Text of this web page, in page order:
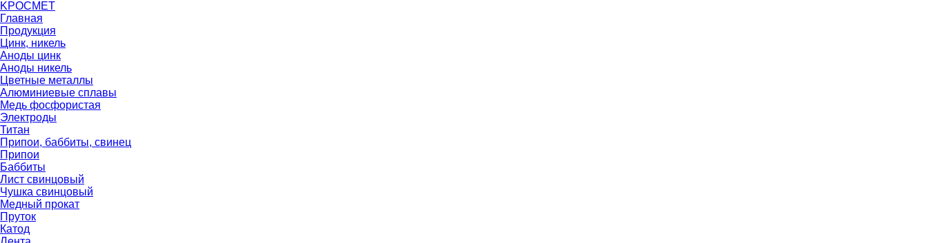
KРОСМ ЕТ
Главная
Продукция
Цинк, никель
Аноды цинк
Аноды никель
Цветные металлы
Алюминиевые сплавы
Медь фосфористая
Электроды
Титан
Припои, баббиты, свинец
Припои
Баббиты
Лист свинцовый
Чушка свинцовый
Медный прокат
Пруток
Катод